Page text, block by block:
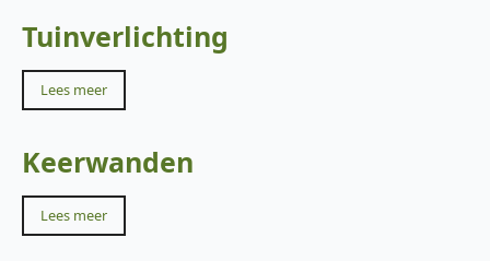
Tuinverlichting
Lees meer
Keerwanden
Lees meer